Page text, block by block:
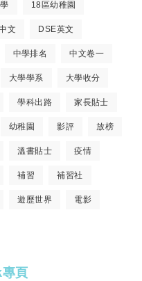
18區幼稚園
文 DSE英文
中學排名 中文卷一
大學學系 大學收分
學科出路 家長貼士
幼稚園 影評 放榜
溫書貼士 疫情
補習 補習社
遊歷世界 電影
頁